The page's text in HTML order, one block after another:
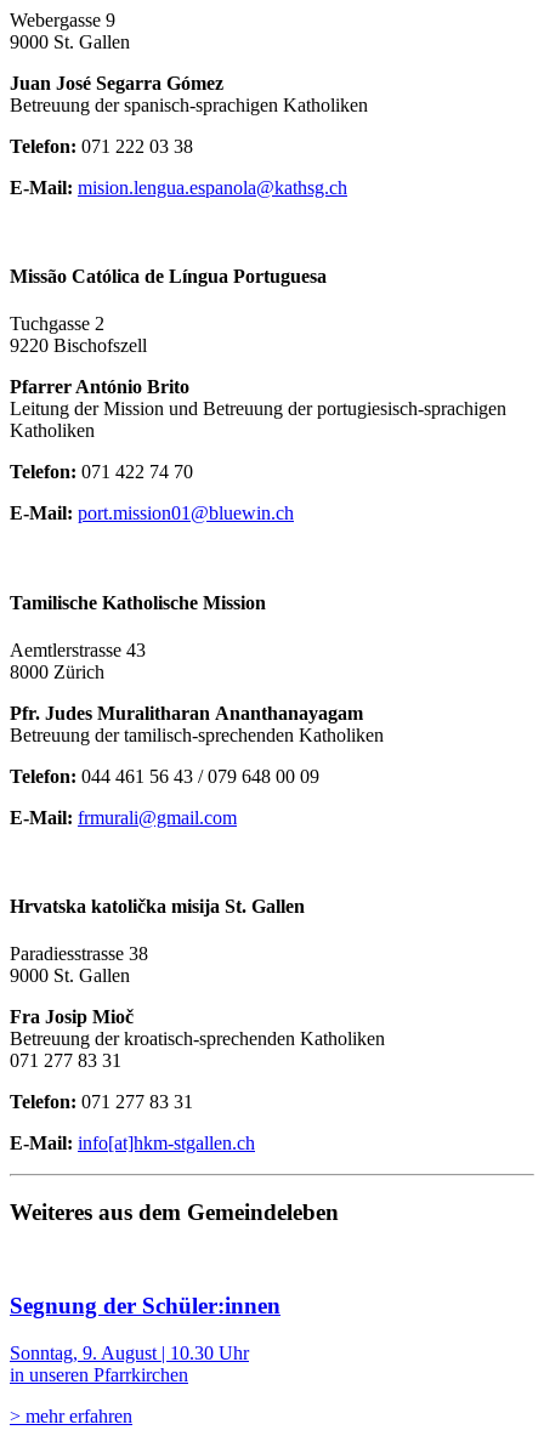
Webergasse 9
9000 St. Gallen
Juan José Segarra Gómez
Betreuung der spanisch-sprachigen Katholiken
Telefon: 071 222 03 38
E-Mail: mision.lengua.espanola@kathsg.ch
Missão Católica de Língua Portuguesa
Tuchgasse 2
9220 Bischofszell
Pfarrer António Brito
Leitung der Mission und Betreuung der portugiesisch-sprachigen
Katholiken
Telefon: 071 422 74 70
E-Mail: port.mission01@bluewin.ch
Tamilische Katholische Mission
Aemtlerstrasse 43
8000 Zürich
Pfr. Judes Muralitharan Ananthanayagam
Betreuung der tamilisch-sprechenden Katholiken
Telefon: 044 461 56 43 / 079 648 00 09
E-Mail: frmurali@gmail.com
Hrvatska katolička misija St. Gallen
Paradiesstrasse 38
9000 St. Gallen
Fra Josip Mioč
Betreuung der kroatisch-sprechenden Katholiken
071 277 83 31
Telefon: 071 277 83 31
E-Mail: info[at]hkm-stgallen.ch
Weiteres aus dem Gemeindeleben
Segnung der Schüler:innen
Sonntag, 9. August | 10.30 Uhr
in unseren Pfarrkirchen
> mehr erfahren